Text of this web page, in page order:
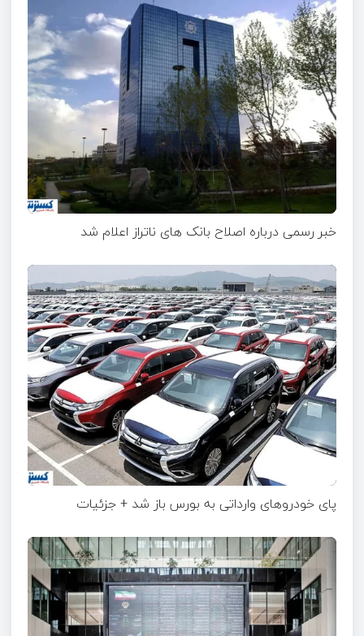
خبر رسمی درباره اصلاح بانک های ناتراز اعلام شد
پای خودروهای وارداتی به بورس باز شد + جزئیات